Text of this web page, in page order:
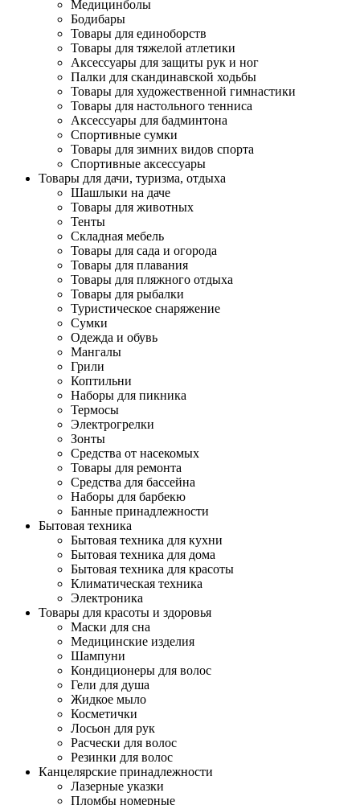
Медицинболы
Бодибары
Товары для единоборств
Товары для тяжелой атлетики
Аксессуары для защиты рук и ног
Палки для скандинавской ходьбы
Товары для художественной гимнастики
Товары для настольного тенниса
Аксессуары для бадминтона
Спортивные сумки
Товары для зимних видов спорта
Спортивные аксессуары
Товары для дачи, туризма, отдыха
Шашлыки на даче
Товары для животных
Тенты
Складная мебель
Товары для сада и огорода
Товары для плавания
Товары для пляжного отдыха
Товары для рыбалки
Туристическое снаряжение
Сумки
Одежда и обувь
Мангалы
Грили
Коптильни
Наборы для пикника
Термосы
Электрогрелки
Зонты
Средства от насекомых
Товары для ремонта
Средства для бассейна
Наборы для барбекю
Банные принадлежности
Бытовая техника
Бытовая техника для кухни
Бытовая техника для дома
Бытовая техника для красоты
Климатическая техника
Электроника
Товары для красоты и здоровья
Маски для сна
Медицинские изделия
Шампуни
Кондиционеры для волос
Гели для душа
Жидкое мыло
Косметички
Лосьон для рук
Расчески для волос
Резинки для волос
Канцелярские принадлежности
Лазерные указки
Пломбы номерные